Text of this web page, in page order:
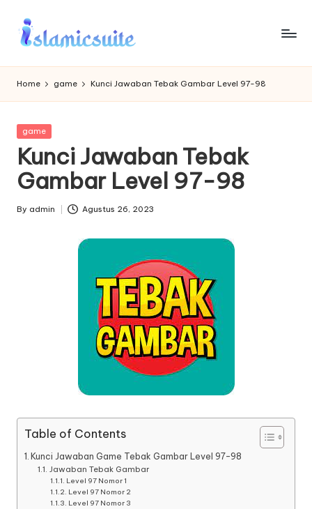
Skip
Home game Kunci Jawaban Tebak Gambar Level 97-98
Posted
game
Kunci Jawaban Tebak
Gambar Level 97-98
Posted
By admin Agustus 26, 2023
Table of Contents
Kunci Jawaban Game Tebak Gambar Level 97-98
Jawaban Tebak Gambar
Level 97 Nomor 1
Level 97 Nomor 2
Level 97 Nomor 3